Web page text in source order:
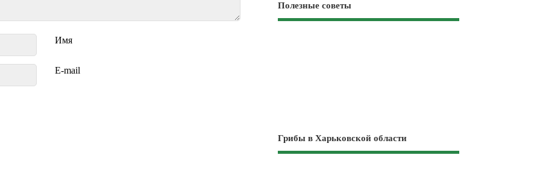
Имя
E-mail
Полезные советы
Грибы в Харьковской области